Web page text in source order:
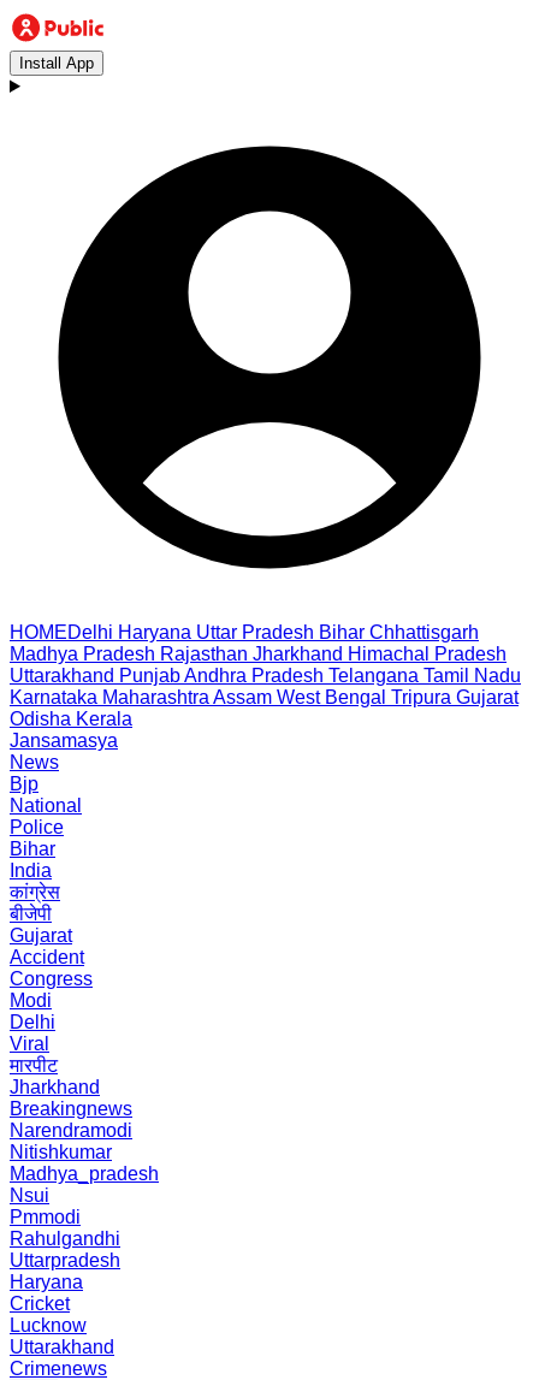
Install App
HOMEDelhi Haryana Uttar Pradesh Bihar Chhattisgarh
Madhya Pradesh Rajasthan Jharkhand Himachal Pradesh
Uttarakhand PunjabAndhra Pradesh Telangana Tamil Nadu
Karnataka Maharashtra Assam West Bengal Tripura Gujarat
Odisha Kerala
Jansamasya
News
Bjp
National
Police
Bihar
India
कांग्रेस
बीजेपी
Gujarat
Accident
Congress
Modi
Delhi
Viral
मारपीट
Jharkhand
Breakingnews
Narendramodi
Nitishkumar
Madhya_pradesh
Nsui
Pmmodi
Rahulgandhi
Uttarpradesh
Haryana
Cricket
Lucknow
Uttarakhand
Crimenews